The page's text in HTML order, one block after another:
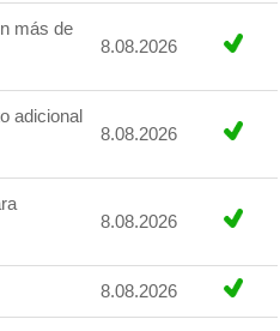
más de
8.08.2026
adicional
8.08.2026
8.08.2026
8.08.2026